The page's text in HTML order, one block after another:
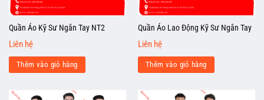
Quần Áo Kỹ Sư Ngắn Tay NT2
Liên hệ
Thêm vào giỏ hàng
Quần Áo Lao Động Kỹ Sư Ngắn Tay
Liên hệ
Thêm vào giỏ hàng